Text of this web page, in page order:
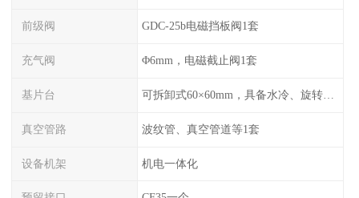
前级阀 GDC-25b电磁挡板阀1套
充气阀 Φ6mm，电磁截止阀1套
基片台 可拆卸式60×60mm，具备水冷、旋转功能
真空管路 波纹管、真空管道等1套
设备机架 机电一体化